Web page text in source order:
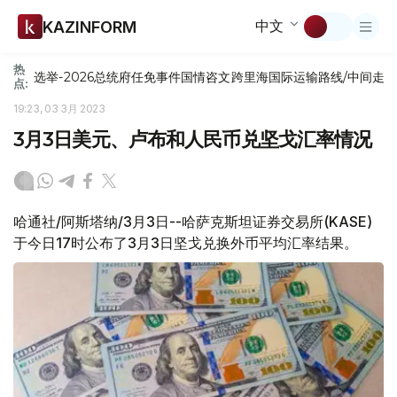
KAZINFORM 中文
热
点: 选举-2026总统府任免事件国情咨文跨里海国际运输路线/中间走廊
19:23, 03 3月 2023
3月3日美元、卢布和人民币兑坚戈汇率情况
哈通社/阿斯塔纳/3月3日--哈萨克斯坦证券交易所(KASE)
于今日17时公布了3月3日坚戈兑换外币平均汇率结果。